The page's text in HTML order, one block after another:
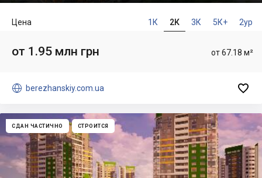
1К 2К 3К 5К+ 2ур
Цена
от 67.18 м²
от 1.95 млн грн
 berezhanskiy.com.ua 
СДАН ЧАСТИЧНО СТРОИТСЯ